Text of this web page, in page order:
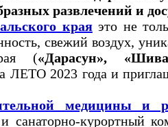
развлечений и
краяэто не
свежий воздух,
(«Дарасун»,
2023 года и
медицины и
санаторно-курортный